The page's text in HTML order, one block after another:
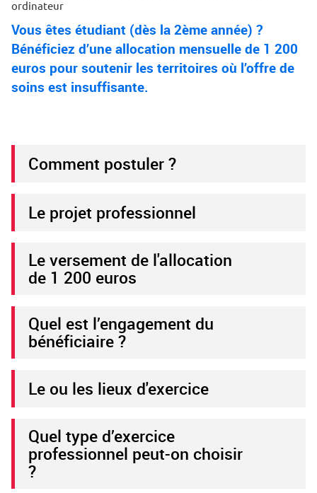
Vous êtes étudiant (dès la 2ème année) ?
Bénéficiez d’une allocation mensuelle de 1 200
euros pour soutenir les territoires où l’offre de
soins est insuffisante.
Comment postuler ?
Le projet professionnel
Le versement de l'allocation
de 1 200 euros
Quel est l’engagement du
bénéficiaire ?
Le ou les lieux d'exercice
Quel type d’exercice
professionnel peut-on choisir
?